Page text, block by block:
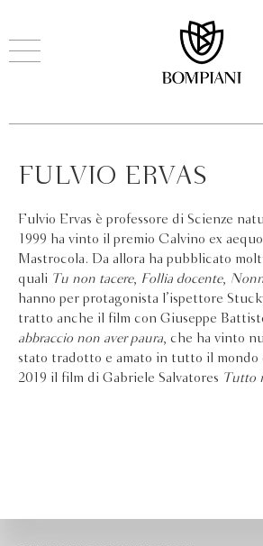
FULVIO ERVAS
Fulvio Ervas è professore di Scienze
1999 ha vinto il premio Calvino ex
Mastrocola. Da allora ha pubblicato
quali Tu non tacere, Follia docente,
hanno per protagonista l’ispettore
tratto anche il film con Giuseppe
abbraccio non aver paura, che ha vinto
stato tradotto e amato in tutto il mondo
2019 il film di Gabriele Salvatores Tutto